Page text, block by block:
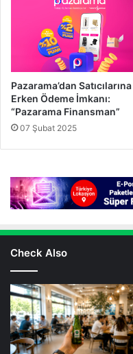
Pazarama’dan Satıcılarına
Erken Ödeme İmkanı:
“Pazarama Finansman”
07 Şubat 2025
Check Also